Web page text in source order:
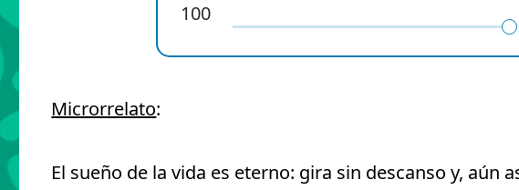
100
Microrrelato:
El sueño de la vida es eterno: gira sin descanso y, aún